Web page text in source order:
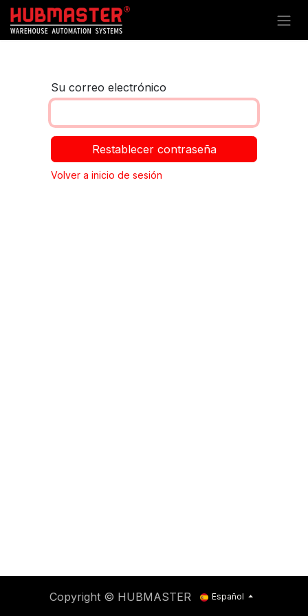
Ir al contenido
Su correo electrónico
Restablecer contraseña
Volver a inicio de sesión
Copyright © HUBMASTER Español